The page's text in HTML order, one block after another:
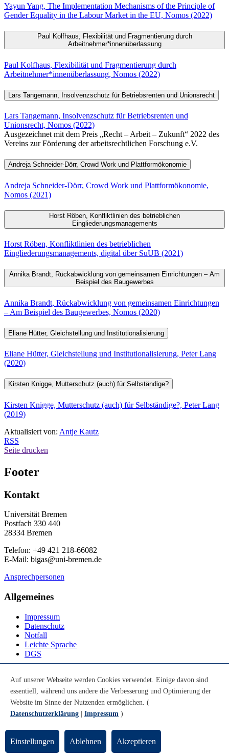
Yayun Yang, The Implementation Mechanisms of the Principle of
Gender Equality in the Labour Market in the EU, Nomos (2022)
Paul Kolfhaus, Flexibilität und Fragmentierung durch
Arbeitnehmer*innenüberlassung
Paul Kolfhaus, Flexibilität und Fragmentierung durch
Arbeitnehmer*innenüberlassung, Nomos (2022)
Lars Tangemann, Insolvenzschutz für Betriebsrenten und Unionsrecht
Lars Tangemann, Insolvenzschutz für Betriebsrenten und
Unionsrecht, Nomos (2022)
Ausgezeichnet mit dem Preis „Recht – Arbeit – Zukunft“ 2022 des
Vereins zur Förderung der arbeitsrechtlichen Forschung e.V.
Andreja Schneider-Dörr, Crowd Work und Plattformökonomie
Andreja Schneider-Dörr, Crowd Work und Plattformökonomie,
Nomos (2021)
Horst Röben, Konfliktlinien des betrieblichen
Eingliederungsmanagements
Horst Röben, Konfliktlinien des betrieblichen
Eingliederungsmanagements, digital über SuUB (2021)
Annika Brandt, Rückabwicklung von gemeinsamen Einrichtungen – Am
Beispiel des Baugewerbes
Annika Brandt, Rückabwicklung von gemeinsamen Einrichtungen
– Am Beispiel des Baugewerbes, Nomos (2020)
Eliane Hütter, Gleichstellung und Institutionalisierung
Eliane Hütter, Gleichstellung und Institutionalisierung, Peter Lang
(2020)
Kirsten Knigge, Mutterschutz (auch) für Selbständige?
Kirsten Knigge, Mutterschutz (auch) für Selbständige?, Peter Lang
(2019)
Aktualisiert von: Antje Kautz
RSS
Seite drucken
Footer
Kontakt
Universität Bremen
Postfach 330 440
28334 Bremen
Telefon: +49 421 218-66082
E-Mail: bigas@uni-bremen.de
Ansprechpersonen
Allgemeines
Impressum
Datenschutz
Notfall
Leichte Sprache
DGS
Youtube
Instagram
LinkedIn
© Universität Bremen 2026
Auf unserer Webseite werden Cookies verwendet. Einige davon sind
essentiell, während uns andere die Verbesserung und Optimierung der
Website im Sinne der Nutzenden ermöglichen. (
Datenschutzerklärung
Impressum )
Einstellungen Ablehnen Akzeptieren